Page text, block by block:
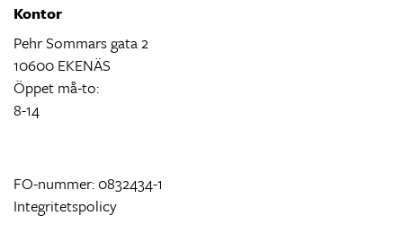
Kontor
Pehr Sommars gata 2
10600 EKENÄS
Öppet må-to:
8-14
FO-nummer: 0832434-1
Integritetspolicy